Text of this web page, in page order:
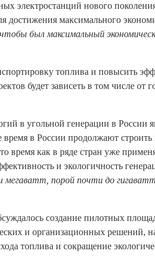
электростанций нового
достижения максимального
был максимальный
топлива и повысить
будет зависеть в том числе от
в угольной генерации в России
в России продолжают
время как в ряде стран уже
и экологичность
мегаватт, порой почти до
создание пилотных
и организационных решений,
топлива и сокращение